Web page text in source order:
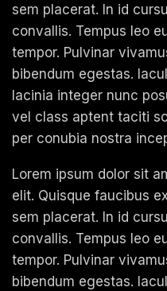
sem placerat. In id
convallis. Tempus leo
tempor. Pulvinar
bibendum egestas.
lacinia integer nunc
vel class aptent taciti
per conubia nostra
Lorem ipsum dolor sit
elit. Quisque faucibus
sem placerat. In id
convallis. Tempus leo
tempor. Pulvinar
bibendum egestas.